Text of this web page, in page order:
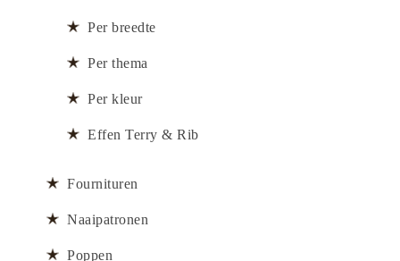
Per breedte
Per thema
Per kleur
Effen Terry & Rib
Fournituren
Naaipatronen
Poppen